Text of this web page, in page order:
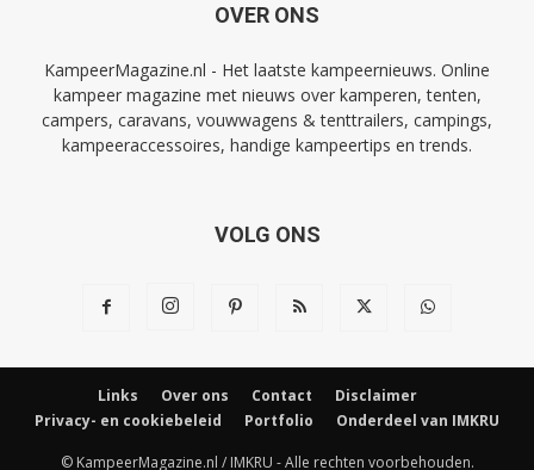
OVER ONS
KampeerMagazine.nl - Het laatste kampeernieuws. Online
kampeer magazine met nieuws over kamperen, tenten,
campers, caravans, vouwwagens & tenttrailers, campings,
kampeeraccessoires, handige kampeertips en trends.
VOLG ONS
Links Over ons Contact
Disclaimer
Privacy- en cookiebeleid
Portfolio Onderdeel van IMKRU
© KampeerMagazine.nl / IMKRU - Alle rechten voorbehouden.